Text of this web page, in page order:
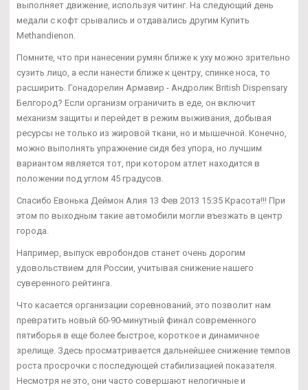
выполняет движение, используя читинг. На следующий день
медали с кофт срывались и отдавались другим Купить
Methandienon.
Помните, что при нанесении румян ближе к уху можно зрительно
сузить лицо, а если нанести ближе к центру, спинке носа, то
расширить. Гонадорелин Армавир - Андролик British Dispensary
Белгород? Если организм ограничить в еде, он включит
механизм защиты и перейдет в режим выживания, добывая
ресурсы не только из жировой ткани, но и мышечной. Конечно,
можно выполнять упражнение сидя без упора, но лучшим
вариантом является тот, при котором атлет находится в
положении под углом 45 градусов.
Спасибо Евонька Деймон Алия 13 Фев 2013 15:35 Красота!!! При
этом по выходным такие автомобили могли въезжать в центр
города.
Например, выпуск евробондов станет очень дорогим
удовольствием для России, учитывая снижение нашего
суверенного рейтинга.
Что касается организации соревнований, это позволит нам
превратить новый 60-90-минутный финал современного
пятиборья в еще более быстрое, короткое и динамичное
зрелище. Здесь просматривается дальнейшее снижение темпов
роста просрочки с последующей стабилизацией показателя.
Несмотря не это, они часто совершают нелогичные и